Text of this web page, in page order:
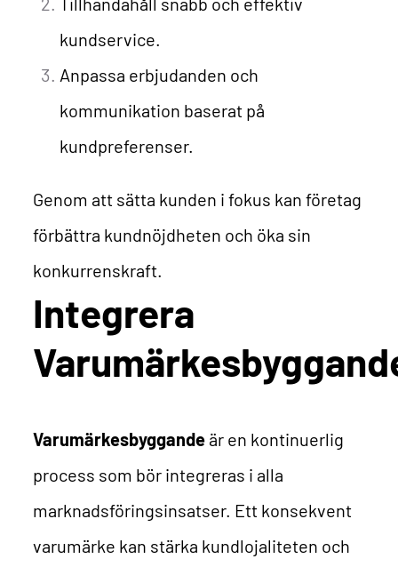
kundservice.
Anpassa erbjudanden och
kommunikation baserat på
kundpreferenser.
Genom att sätta kunden i fokus kan företag
förbättra kundnöjdheten och öka sin
konkurrenskraft.
Integrera
Varumärkesbyggande är en kontinuerlig
process som bör integreras i alla
marknadsföringsinsatser. Ett konsekvent
varumärke kan stärka kundlojaliteten och